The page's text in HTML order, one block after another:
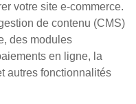
votre site e-commerce.
de contenu (CMS)
des modules
en ligne, la
autres fonctionnalités